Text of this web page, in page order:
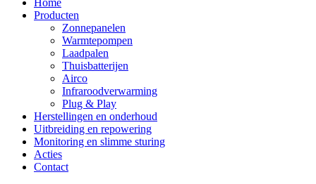
Home
Producten
Zonnepanelen
Warmtepompen
Laadpalen
Thuisbatterijen
Airco
Infraroodverwarming
Plug & Play
Herstellingen en onderhoud
Uitbreiding en repowering
Monitoring en slimme sturing
Acties
Contact